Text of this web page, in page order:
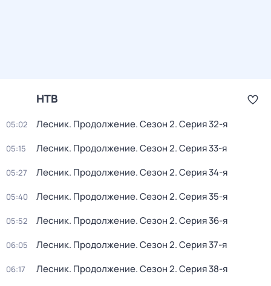
НТВ
05:02 Лесник. Продолжение. Сезон 2. Серия 32-я
05:15 Лесник. Продолжение. Сезон 2. Серия 33-я
05:27 Лесник. Продолжение. Сезон 2. Серия 34-я
05:40 Лесник. Продолжение. Сезон 2. Серия 35-я
05:52 Лесник. Продолжение. Сезон 2. Серия 36-я
06:05 Лесник. Продолжение. Сезон 2. Серия 37-я
06:17 Лесник. Продолжение. Сезон 2. Серия 38-я